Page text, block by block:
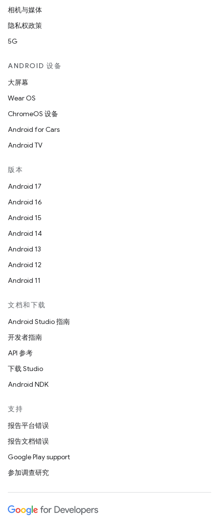
相机与媒体
隐私权政策
5G
ANDROID 设备
大屏幕
Wear OS
ChromeOS 设备
Android for Cars
Android TV
版本
Android 17
Android 16
Android 15
Android 14
Android 13
Android 12
Android 11
文档和下载
Android Studio 指南
开发者指南
API 参考
下载 Studio
Android NDK
支持
报告平台错误
报告文档错误
Google Play support
参加调查研究